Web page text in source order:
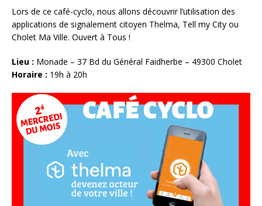
Lors de ce café-cyclo, nous allons découvrir l’utilisation des
applications de signalement citoyen Thelma, Tell my City ou
Cholet Ma Ville. Ouvert à Tous !
Lieu : Monade – 37 Bd du Général Faidherbe – 49300 Cholet
Horaire : 19h à 20h